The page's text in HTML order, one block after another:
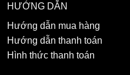
HƯỚNG DẪN
Hướng dẫn mua hàng
Hướng dẫn thanh toán
Hình thức thanh toán